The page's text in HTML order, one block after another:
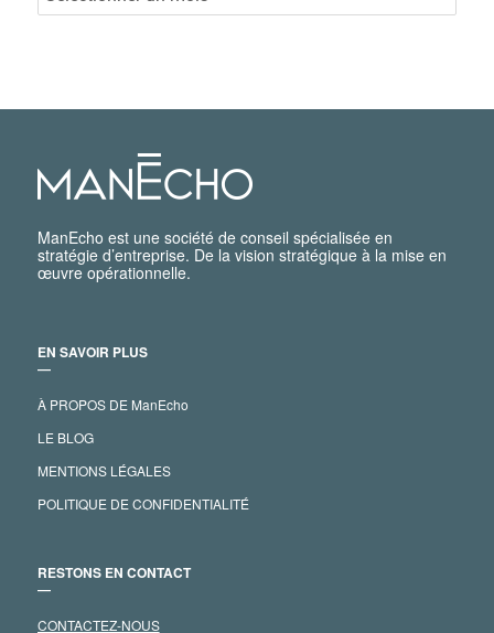
ManEcho est une société de conseil spécialisée en
stratégie d’entreprise. De la vision stratégique à la mise en
œuvre opérationnelle.
EN SAVOIR PLUS
―
À PROPOS DE ManEcho
LE BLOG
MENTIONS LÉGALES
POLITIQUE DE CONFIDENTIALITÉ
RESTONS EN CONTACT
―
CONTACTEZ-NOUS